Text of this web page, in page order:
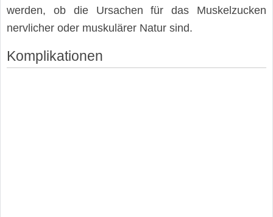
werden, ob die Ursachen für das Muskelzucken
nervlicher oder muskulärer Natur sind.
Komplikationen